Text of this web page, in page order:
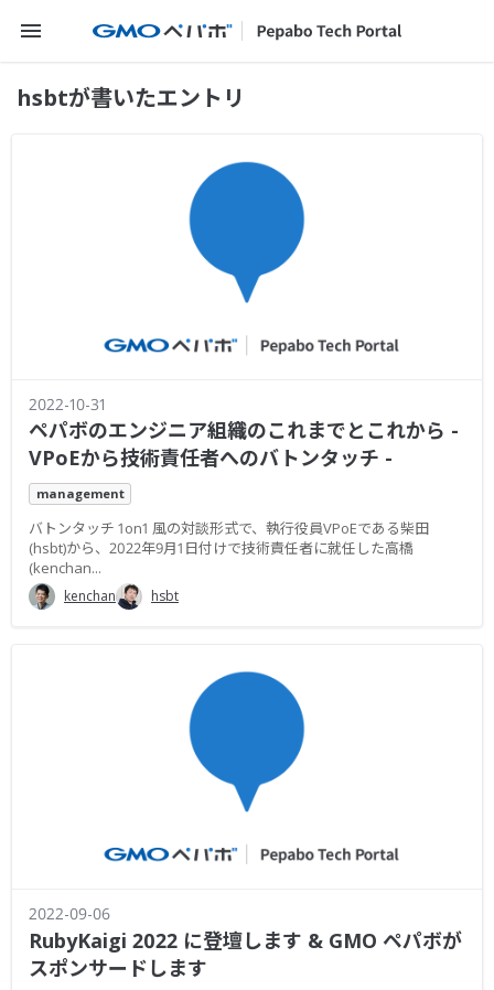
メニューを開く
hsbtが書いたエントリ
2022-10-31
ペパボのエンジニア組織のこれまでとこれから -
VPoEから技術責任者へのバトンタッチ -
management
バトンタッチ 1on1 風の対談形式で、執行役員VPoEである柴田
(hsbt)から、2022年9月1日付けで技術責任者に就任した高橋
(kenchan...
kenchan hsbt
2022-09-06
RubyKaigi 2022 に登壇します & GMO ペパボが
スポンサードします